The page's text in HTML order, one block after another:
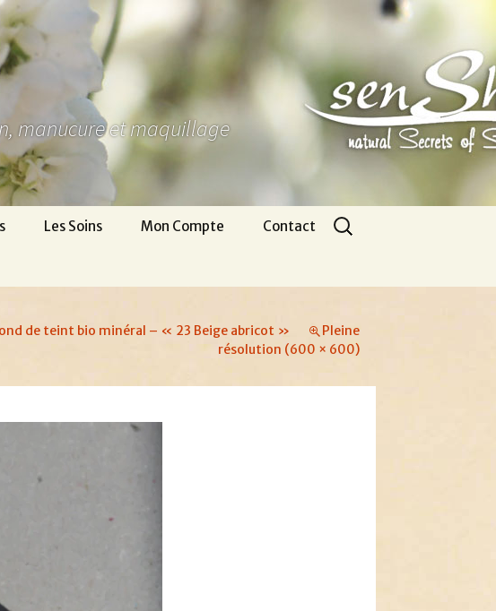
manucure et maquillage
Les Soins Mon Compte
Infos légales
Contact
Appel gratuit
Se connecter
Rechercher :
de teint bio minéral – « 23 Beige abricot »
Pleine
résolution (600 × 600)